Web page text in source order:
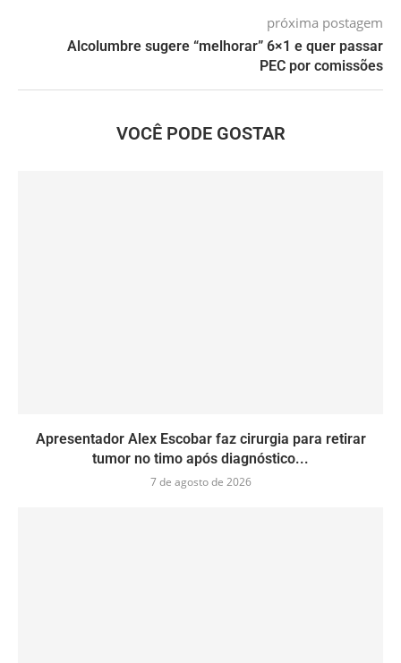
próxima postagem
Alcolumbre sugere “melhorar” 6×1 e quer passar
PEC por comissões
VOCÊ PODE GOSTAR
Apresentador Alex Escobar faz cirurgia para retirar
tumor no timo após diagnóstico...
7 de agosto de 2026